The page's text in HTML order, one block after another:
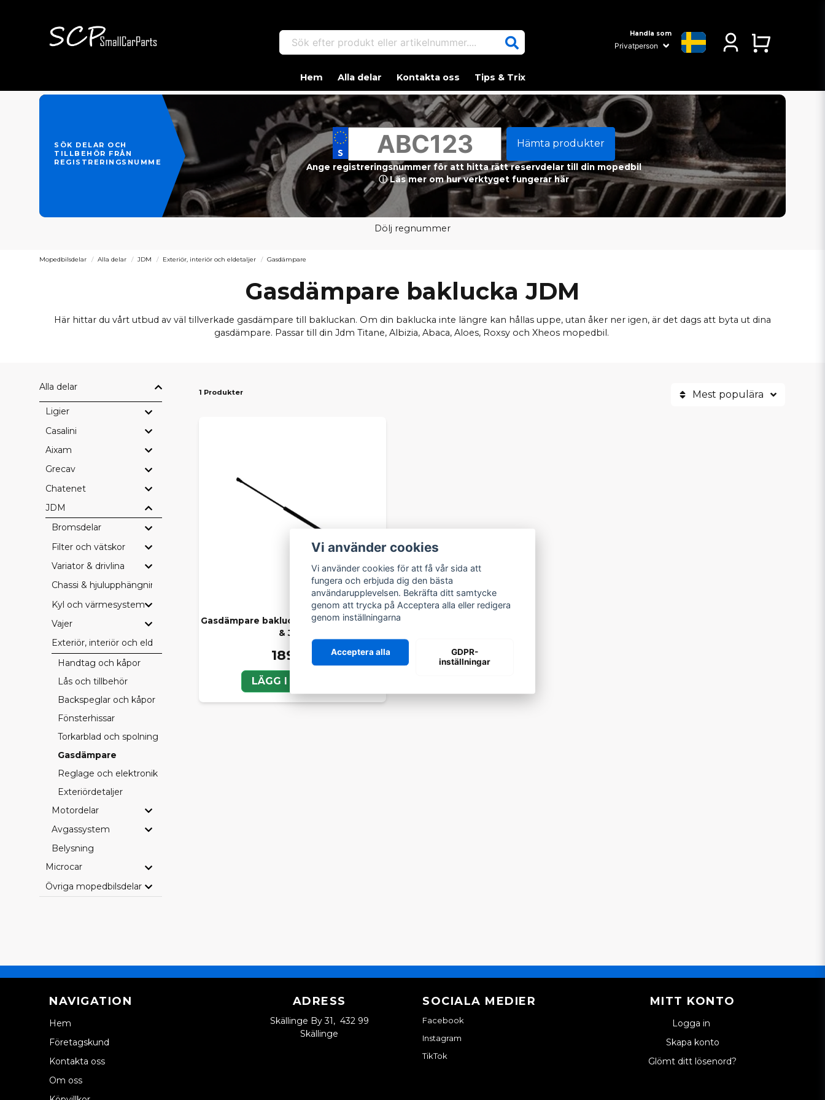
Sök efter produkt eller artikelnummer.... Handla som
Hem Alla delar Kontakta oss Tips & Trix
SÖK DELAR OCH
TILLBEHÖR FRÅN
REGISTRERINGSNUMMER
Hämta produkter
Ange registreringsnummer för att hitta rätt reservdelar till din mopedbil
ⓘ Läs mer om hur verktyget fungerar här
Dölj regnummer
Mopedbilsdelar Alla delar JDM Exteriör, interiör och eldetaljer Gasdämpare
Gasdämpare baklucka JDM
Här hittar du vårt utbud av väl tillverkade gasdämpare till bakluckan. Om din baklucka inte längre kan hållas uppe, utan åker ner igen, är det dags att byta ut dina
gasdämpare. Passar till din Jdm Titane, Albizia, Abaca, Aloes, Roxsy och Xheos mopedbil.
Alla delar
Ligier
Casalini
Aixam
Grecav
Chatenet
JDM
Bromsdelar
Filter och vätskor
Variator & drivlina
Chassi & hjulupphängning
Kyl och värmesystem
Vajer
Exteriör, interiör och eldetaljer
Handtag och kåpor
Lås och tillbehör
Backspeglar och kåpor
Fönsterhissar
Torkarblad och spolning
Gasdämpare
Reglage och elektronik
Exteriördetaljer
Motordelar
Avgassystem
Belysning
Microcar
Övriga mopedbilsdelar
1 Produkter Mest populära
Gasdämpare baklucka Chatenet, Bellier
& JDM
189 kr
LÄGG I KORGEN
NAVIGATION
Hem
Företagskund
Kontakta oss
Om oss
ADRESS
Skällinge By 31, 432 99
Skällinge
SOCIALA MEDIER
Facebook
Instagram
TikTok
MITT KONTO
Logga in
Skapa konto
Glömt ditt lösenord?
Vi använder cookies
Vi använder cookies för att få vår sida att
fungera och erbjuda dig den bästa
användarupplevelsen. Bekräfta ditt samtycke
genom att trycka på Acceptera alla eller redigera
genom inställningarna
Acceptera alla
GDPR-
inställningar